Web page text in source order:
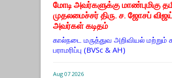
மோடி அவர்களுக்கு மாண்புமிகு
முதலமைச்சர் திரு. ச. ஜோசப்
அவர்கள் கடிதம்
கால்நடை மருத்துவ அறிவியல் மற்றும்
பராமரிப்பு (BVSc & AH)
Aug 07 2026